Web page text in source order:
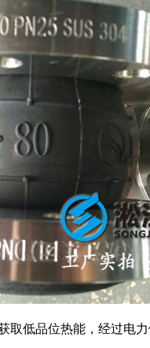
低品位热能，经过电